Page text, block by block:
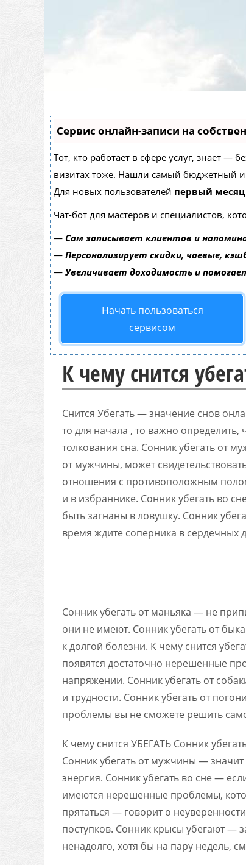
Сервис онлайн-записи на
Тот, кто работает в сфере услуг, знает
визитах тоже. Нашли самый бюджетный
Для новых пользователей первый месяц
Чат-бот для мастеров и специалистов,
— Сам записывает клиентов и
— Персонализирует скидки, чаевые,
— Увеличивает доходимость и
Начать пользоваться
сервисом
К чему снится
Снится Убегать — значение снов
то для начала , то важно
толкования сна. Сонник убегать от
от мужчины, может
отношения с противоположным
и в избраннике. Сонник убегать во
быть загнаны в ловушку. Сонник
время ждите соперника в сердечных
Сонник убегать от маньяка — не
они не имеют. Сонник убегать от
к долгой болезни. К чему снится
появятся достаточно нерешенные
напряжении. Сонник убегать от
и трудности. Сонник убегать от
проблемы вы не сможете решить
К чему снится УБЕГАТЬ Сонник
Сонник убегать от мужчины —
энергия. Сонник убегать во сне —
имеются нерешенные проблемы,
прятаться — говорит о
поступков. Сонник крысы убегают —
ненадолго, хотя бы на пару недель,